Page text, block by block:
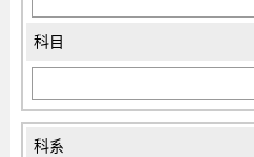
科目
科系